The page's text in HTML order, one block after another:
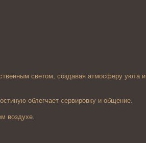
светом, создавая атмосферу уюта и
облегчает сервировку и общение.
воздухе.